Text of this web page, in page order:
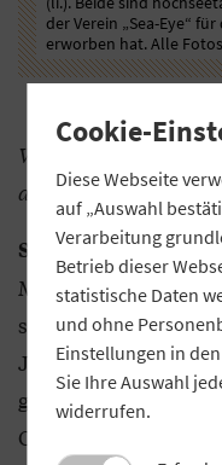
Wie viele Flüchtlinge
aufgenommen,
Schnappauf:Zwölf.
Mutter mit ihren
sechsjähriges
Junge. Dass wir nur
gesichtet haben,
Operationsgebiet
Cookie-
Diese Webseite
auf „Auswahl
Verarbeitung
Betrieb dieser
statistische Daten
und ohne
Einstellungen in den
Sie Ihre Auswahl
widerrufen.